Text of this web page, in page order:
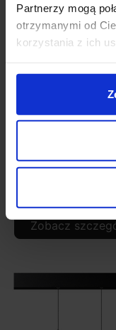
Partnerzy mogą
otrzymanymi od
korzystania z ich
wisząca LED na
Zobacz